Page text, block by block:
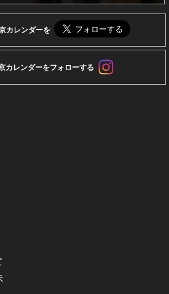
カレンダーを
カレンダーをフォローする